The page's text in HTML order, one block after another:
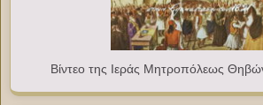
Βίντεο της Ιεράς Μητροπόλεως